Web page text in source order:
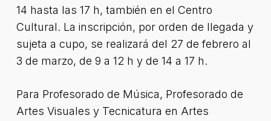
14 hasta las 17 h, también en el Centro
Cultural. La inscripción, por orden de llegada y
sujeta a cupo, se realizará del 27 de febrero al
3 de marzo, de 9 a 12 h y de 14 a 17 h.
Para Profesorado de Música, Profesorado de
Artes Visuales y Tecnicatura en Artes